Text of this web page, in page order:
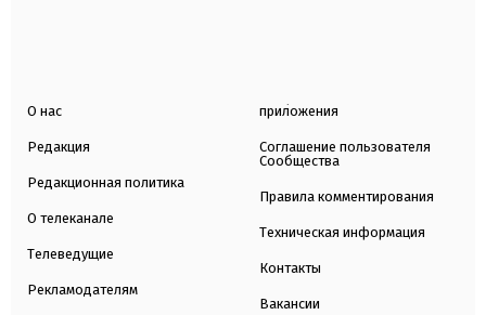
О нас
Редакция
Редакционная политика
О телеканале
Телеведущие
Рекламодателям
приложения
Соглашение пользователя
Сообщества
Правила комментирования
Техническая информация
Контакты
Вакансии